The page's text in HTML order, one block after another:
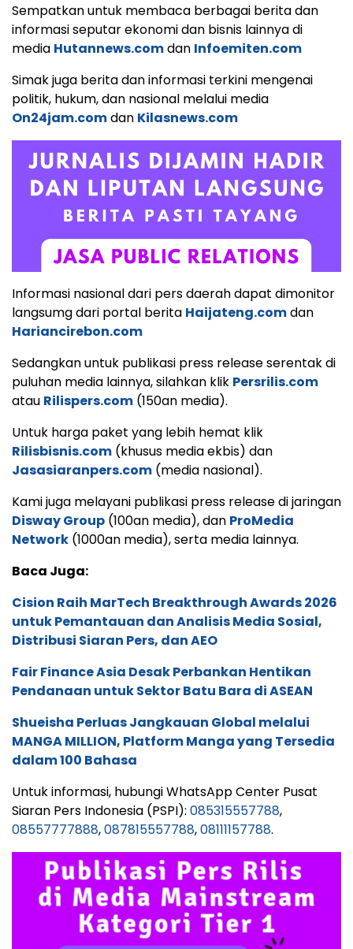
Sempatkan untuk membaca berbagai berita dan
informasi seputar ekonomi dan bisnis lainnya di
media Hutannews.comdan Infoemiten.com
Simak juga berita dan informasi terkini mengenai
politik, hukum, dan nasional melalui media
On24jam.comdan Kilasnews.com
Informasi nasional dari pers daerah dapat dimonitor
langsumg dari portal berita Haijateng.comdan
Hariancirebon.com
Sedangkan untuk publikasi press release serentak di
puluhan media lainnya, silahkan klik Persrilis.com
atau Rilispers.com (150an media).
Untuk harga paket yang lebih hemat klik
Rilisbisnis.com (khusus media ekbis) dan
Jasasiaranpers.com (media nasional).
Kami juga melayani publikasi press release di jaringan
Disway Group (100an media), dan ProMedia
Network (1000an media), serta media lainnya.
Baca Juga:
Cision Raih MarTech Breakthrough Awards 2026
untuk Pemantauan dan Analisis Media Sosial,
Distribusi Siaran Pers, dan AEO
Fair Finance Asia Desak Perbankan Hentikan
Pendanaan untuk Sektor Batu Bara di ASEAN
Shueisha Perluas Jangkauan Global melalui
MANGA MILLION, Platform Manga yang Tersedia
dalam 100 Bahasa
Untuk informasi, hubungi WhatsApp Center Pusat
Siaran Pers Indonesia (PSPI): 085315557788,
08557777888,087815557788,08111157788.